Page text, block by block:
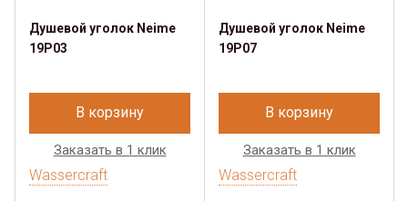
Душевой уголок Neime
19P03
В корзину
Заказать в 1 клик
Wassercraft
Душевой уголок Neime
19P07
В корзину
Заказать в 1 клик
Wassercraft